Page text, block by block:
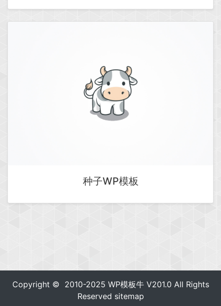
种子WP模板
Copyright © 2010-2025 WP模板牛V201.0 All Rights
Reserved sitemap